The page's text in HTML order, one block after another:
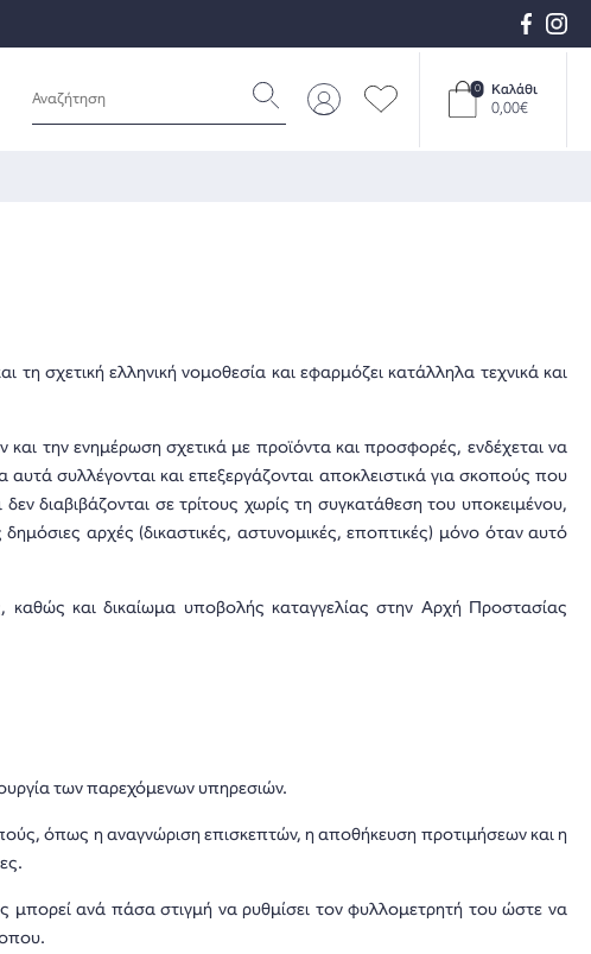
0 Καλάθι
0,00€
τη σχετική ελληνική νομοθεσία και εφαρμόζει κατάλληλα τεχνικά και
την ενημέρωση σχετικά με προϊόντα και προσφορές, ενδέχεται να
συλλέγονται και επεξεργάζονται αποκλειστικά για σκοπούς που
διαβιβάζονται σε τρίτους χωρίς τη συγκατάθεση του υποκειμένου,
αρχές (δικαστικές, αστυνομικές, εποπτικές) μόνο όταν αυτό
και δικαίωμα υποβολής καταγγελίας στην Αρχή Προστασίας
των παρεχόμενων υπηρεσιών.
όπως η αναγνώριση επισκεπτών, η αποθήκευση προτιμήσεων και η
μπορεί ανά πάσα στιγμή να ρυθμίσει τον φυλλομετρητή του ώστε να